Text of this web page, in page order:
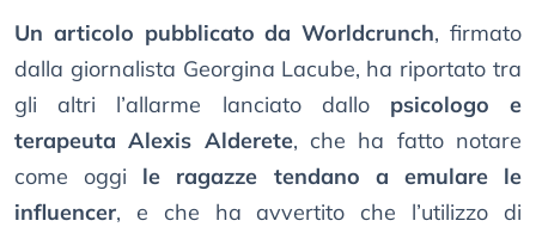
Un articolo pubblicato da Worldcrunch, firmato
dalla giornalista Georgina Lacube, ha riportato tra
gli altri l’allarme lanciato dallo psicologo e
terapeuta Alexis Alderete, che ha fatto notare
come oggi le ragazze tendano a emulare le
influencer, e che ha avvertito che l’utilizzo di